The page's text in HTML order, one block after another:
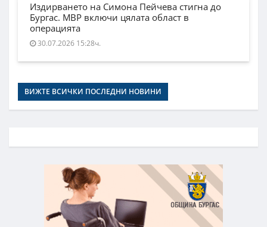
Издирването на Симона Пейчева стигна до
Бургас. МВР включи цялата област в
операцията
30.07.2026 15:28ч.
ВИЖТЕ ВСИЧКИ ПОСЛЕДНИ НОВИНИ